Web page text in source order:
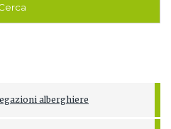
alberghiere